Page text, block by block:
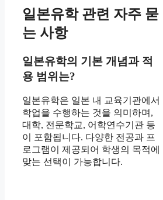
일본유학 관련 자주 묻
는 사항
일본유학의 기본 개념과 적
용 범위는?
일본유학은 일본 내 교육기관에서
학업을 수행하는 것을 의미하며,
대학, 전문학교, 어학연수기관 등
이 포함됩니다. 다양한 전공과 프
로그램이 제공되어 학생의 목적에
맞는 선택이 가능합니다.